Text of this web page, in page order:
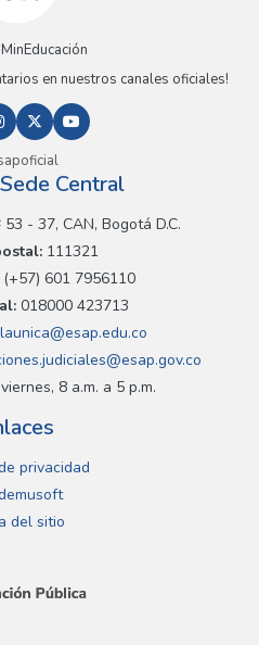
en nuestros canales oficiales!
Central
- 37, CAN, Bogotá D.C.
111321
601 7956110
018000 423713
8 a.m. a 5 p.m.
privacidad
del sitio